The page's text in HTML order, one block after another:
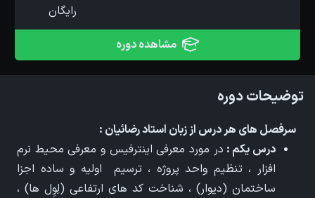
توضیحات دوره
سرفصل های هر درس از زبان استاد رضائیان :
درس يكم : در مورد معرفی اينترفيس و معرفی محيط نرم
افزار ، تنظيم واحد پروژه ، ترسيم اوليه و ساده اجزا
ساختمان (ديوار) ، شناخت كد های ارتفاعی (لِوِل ها) ،
رایگان
مشاهده دوره